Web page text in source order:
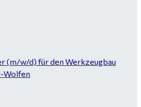
(m/w/d) für den Werkzeugbau
Wolfen